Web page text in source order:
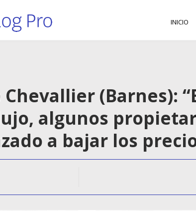
INICIO
(Barnes):
algunos
a bajar los